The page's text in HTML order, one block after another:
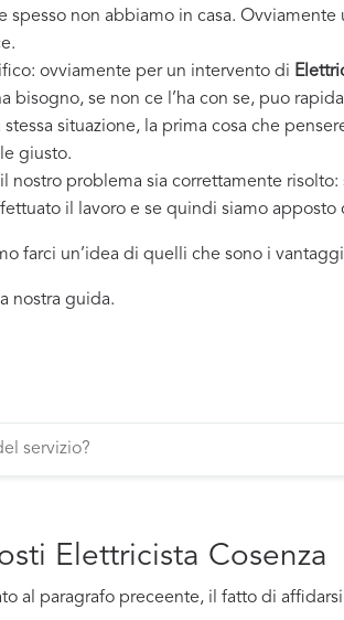
spesso non abbiamo in casa. Ovviamente
ovviamente per un intervento di
bisogno, se non ce l’ha con se, puo
situazione, la prima cosa che
giusto.
il nostro problema sia correttamente
il lavoro e se quindi siamo
farci un’idea di quelli che sono i
nostra guida.
Elettricista Cosenza
al paragrafo preceente, il fatto di